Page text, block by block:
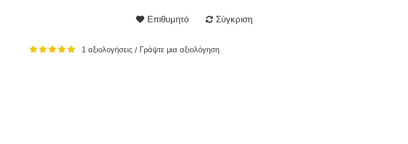
Επιθυμητό Σύγκριση
1 αξιολογήσεις / Γράψτε μια αξιολόγηση